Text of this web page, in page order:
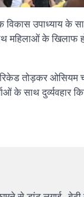
विकास उपाध्याय के
महिलाओं के खिलाफ
बैरिकेड तोड़कर
के साथ दुर्व्यवहार